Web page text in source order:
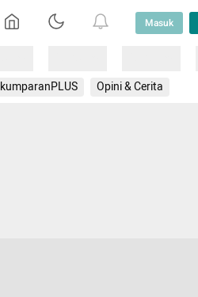
Masuk
kumparanPLUS Opini & Cerita